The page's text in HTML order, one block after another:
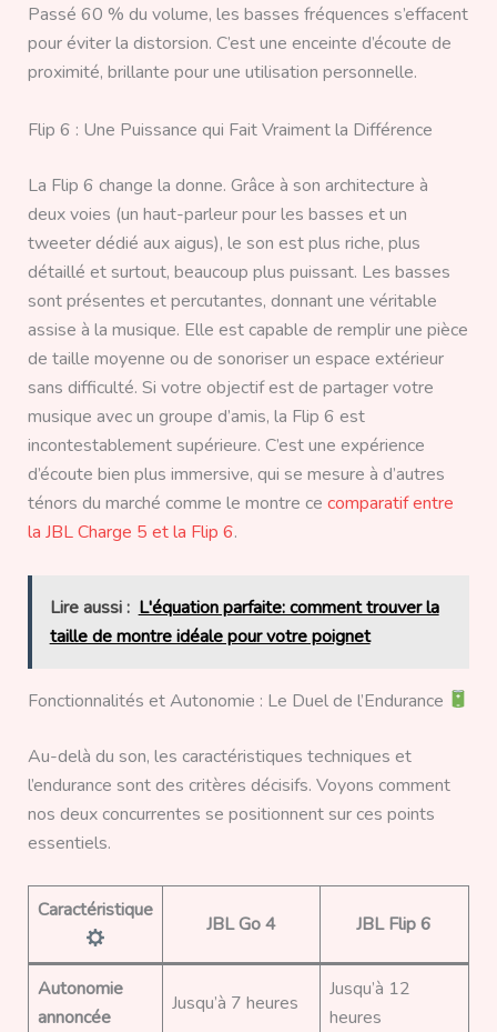
Passé 60 % du volume, les basses fréquences s’effacent
pour éviter la distorsion. C’est une enceinte d’écoute de
proximité, brillante pour une utilisation personnelle.
Flip 6 : Une Puissance qui Fait Vraiment la Différence
La Flip 6 change la donne. Grâce à son architecture à
deux voies (un haut-parleur pour les basses et un
tweeter dédié aux aigus), le son est plus riche, plus
détaillé et surtout, beaucoup plus puissant. Les basses
sont présentes et percutantes, donnant une véritable
assise à la musique. Elle est capable de remplir une pièce
de taille moyenne ou de sonoriser un espace extérieur
sans difficulté. Si votre objectif est de partager votre
musique avec un groupe d’amis, la Flip 6 est
incontestablement supérieure. C’est une expérience
d’écoute bien plus immersive, qui se mesure à d’autres
ténors du marché comme le montre ce comparatif entre
la JBL Charge 5 et la Flip 6.
Lire aussi : L'équation parfaite: comment trouver la
taille de montre idéale pour votre poignet
Fonctionnalités et Autonomie : Le Duel de l’Endurance
Au-delà du son, les caractéristiques techniques et
l’endurance sont des critères décisifs. Voyons comment
nos deux concurrentes se positionnent sur ces points
essentiels.
Caractéristique
JBL Go 4 JBL Flip 6
Autonomie
annoncée
Jusqu’à 7 heures
Jusqu’à 12
heures